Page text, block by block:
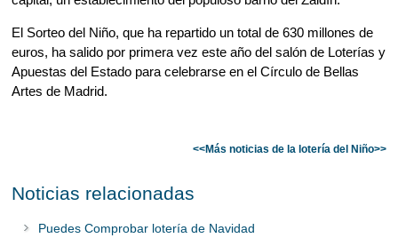
El Sorteo del Niño, que ha repartido un total de 630 millones de
euros, ha salido por primera vez este año del salón de Loterías y
Apuestas del Estado para celebrarse en el Círculo de Bellas
Artes de Madrid.
<<Más noticias de la lotería del Niño>>
Noticias relacionadas
PuedesComprobar lotería de Navidad